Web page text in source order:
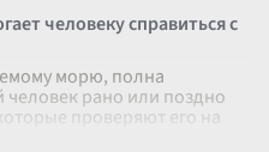
человеку справиться с
морю, полна
рано или поздно
проверяют его на